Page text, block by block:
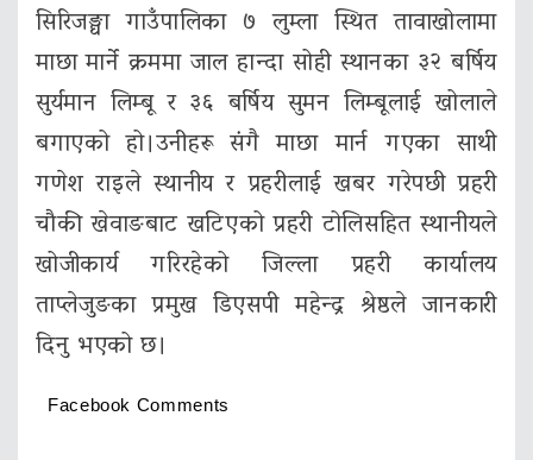
सिरिजङ्घा गाउँपालिका ७ लुम्ला स्थित तावाखोलामा
माछा मार्ने क्रममा जाल हान्दा सोही स्थानका ३२ बर्षिय
सुर्यमान लिम्बू र ३६ बर्षिय सुमन लिम्बूलाई खोलाले
बगाएको हो।उनीहरू संगै माछा मार्न गएका साथी
गणेश राइले स्थानीय र प्रहरीलाई खबर गरेपछी प्रहरी
चौकी खेवाङबाट खटिएको प्रहरी टोलिसहित स्थानीयले
खोजीकार्य गरिरहेको जिल्ला प्रहरी कार्यालय
ताप्लेजुङका प्रमुख डिएसपी महेन्द्र श्रेष्ठले जानकारी
दिनु भएको छ।
Facebook Comments